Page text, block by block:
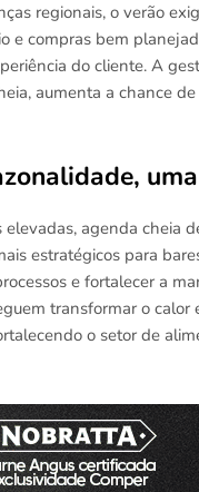
regionais, o verão
e compras bem
do cliente. A
aumenta a chance
elevadas, agenda cheia
estratégicos para
e fortalecer a
transformar o
o setor de